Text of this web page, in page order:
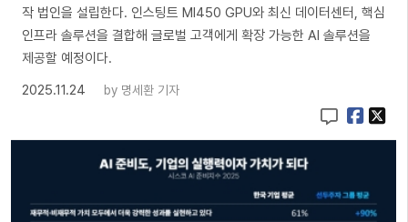
작 법인을 설립한다. 인스팅트 MI450 GPU와 최신 데이터센터, 핵심
인프라 솔루션을 결합해 글로벌 고객에게 확장 가능한 AI 솔루션을
제공할 예정이다.
2025.11.24
by 명세환 기자